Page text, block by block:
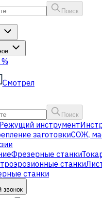
Поиск
%
Смотрел
Поиск
Режущий инструмент
заготовкиСОЖ,
Фрезерные станки
станки
станки
звонок